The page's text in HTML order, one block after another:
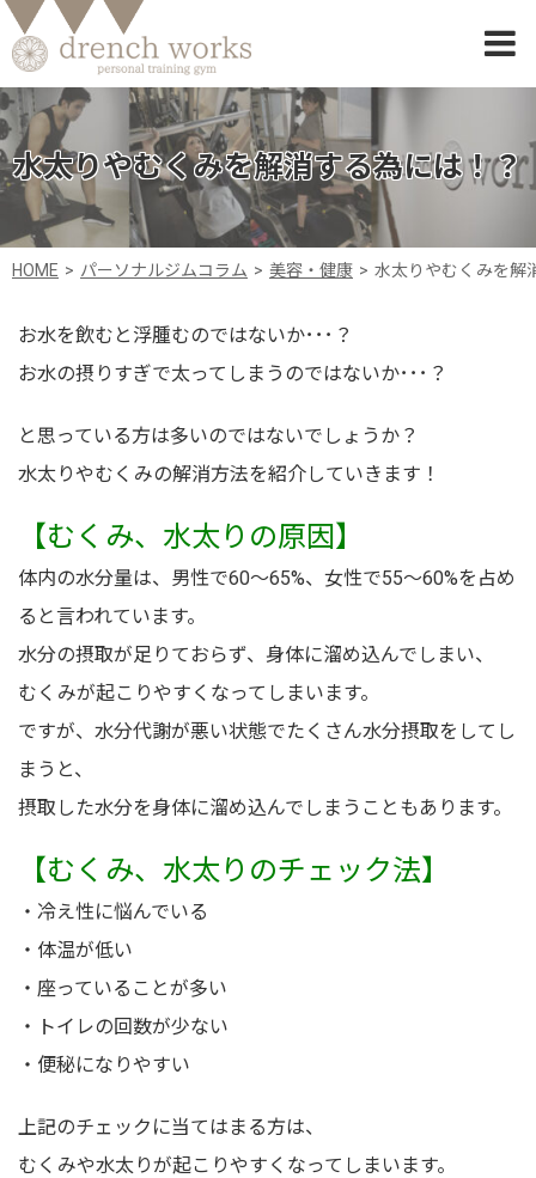
水太りやむくみを解消する為には！？
HOME パーソナルジムコラム 美容・健康 水太りやむくみを解
お水を飲むと浮腫むのではないか･･･？
お水の摂りすぎで太ってしまうのではないか･･･？
と思っている方は多いのではないでしょうか？
水太りやむくみの解消方法を紹介していきます！
【むくみ、水太りの原因】
体内の水分量は、男性で60～65%、女性で55～60%を占め
ると言われています。
水分の摂取が足りておらず、身体に溜め込んでしまい、
むくみが起こりやすくなってしまいます。
ですが、水分代謝が悪い状態でたくさん水分摂取をしてし
まうと、
摂取した水分を身体に溜め込んでしまうこともあります。
【むくみ、水太りのチェック法】
・冷え性に悩んでいる
・体温が低い
・座っていることが多い
・トイレの回数が少ない
・便秘になりやすい
上記のチェックに当てはまる方は、
むくみや水太りが起こりやすくなってしまいます。